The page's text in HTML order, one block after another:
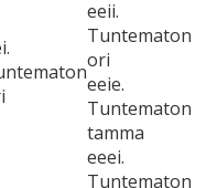
eeii.
Tuntematon
ori
eeie.
Tuntematon
tamma
eeei.
Tuntematon